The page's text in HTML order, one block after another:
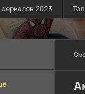
сериалов 2023